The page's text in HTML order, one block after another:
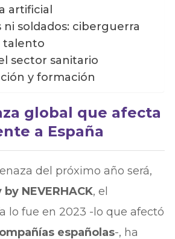
artificial
ni soldados: ciberguerra
talento
sector sanitario
y formación
global que afecta
a España
del próximo año será,
NEVERHACK, el
lo fue en 2023 -lo que afectó
españolas-, ha